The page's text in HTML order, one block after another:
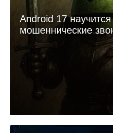
Android 17
мошеннические